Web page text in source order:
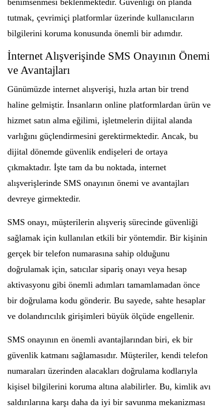
benimsenmesi beklenmektedir. Güvenliği ön planda
tutmak, çevrimiçi platformlar üzerinde kullanıcıların
bilgilerini koruma konusunda önemli bir adımdır.
İnternet Alışverişinde SMS Onayının Önemi
ve Avantajları
Günümüzde internet alışverişi, hızla artan bir trend
haline gelmiştir. İnsanların online platformlardan ürün ve
hizmet satın alma eğilimi, işletmelerin dijital alanda
varlığını güçlendirmesini gerektirmektedir. Ancak, bu
dijital dönemde güvenlik endişeleri de ortaya
çıkmaktadır. İşte tam da bu noktada, internet
alışverişlerinde SMS onayının önemi ve avantajları
devreye girmektedir.
SMS onayı, müşterilerin alışveriş sürecinde güvenliği
sağlamak için kullanılan etkili bir yöntemdir. Bir kişinin
gerçek bir telefon numarasına sahip olduğunu
doğrulamak için, satıcılar sipariş onayı veya hesap
aktivasyonu gibi önemli adımları tamamlamadan önce
bir doğrulama kodu gönderir. Bu sayede, sahte hesaplar
ve dolandırıcılık girişimleri büyük ölçüde engellenir.
SMS onayının en önemli avantajlarından biri, ek bir
güvenlik katmanı sağlamasıdır. Müşteriler, kendi telefon
numaraları üzerinden alacakları doğrulama kodlarıyla
kişisel bilgilerini koruma altına alabilirler. Bu, kimlik avı
saldırılarına karşı daha da iyi bir savunma mekanizması